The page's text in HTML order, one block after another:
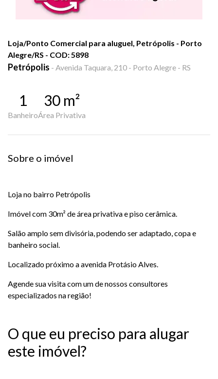
Loja/Ponto Comercial para aluguel, Petrópolis - Porto
Alegre/RS - COD: 5898
Petrópolis - Avenida Taquara, 210 - Porto Alegre - RS
1
Banheiro
30 m²
Área Privativa
Sobre o imóvel
Loja no bairro Petrópolis
Imóvel com 30m² de área privativa e piso cerâmica.
Salão amplo sem divisória, podendo ser adaptado, copa e
banheiro social.
Localizado próximo a avenida Protásio Alves.
Agende sua visita com um de nossos consultores
especializados na região!
O que eu preciso para alugar
este imóvel?